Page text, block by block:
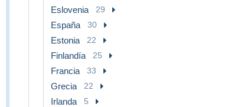
Eslovenia 29
España 30
Estonia 22
Finlandía 25
Francia 33
Grecia 22
Irlanda 5